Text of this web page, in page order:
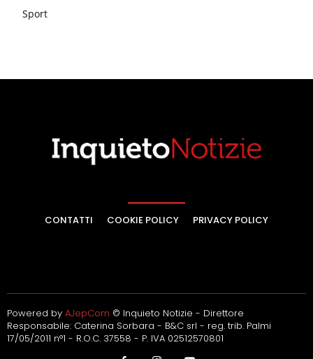
Sport
CONTATTI COOKIE POLICY PRIVACY POLICY
Powered by AJepCom © Inquieto Notizie - Direttore
Responsabile: Caterina Sorbara - B&C srl - reg. trib. Palmi
17/05/2011 n°1 - R.O.C. 37558 - P. IVA 02512570801